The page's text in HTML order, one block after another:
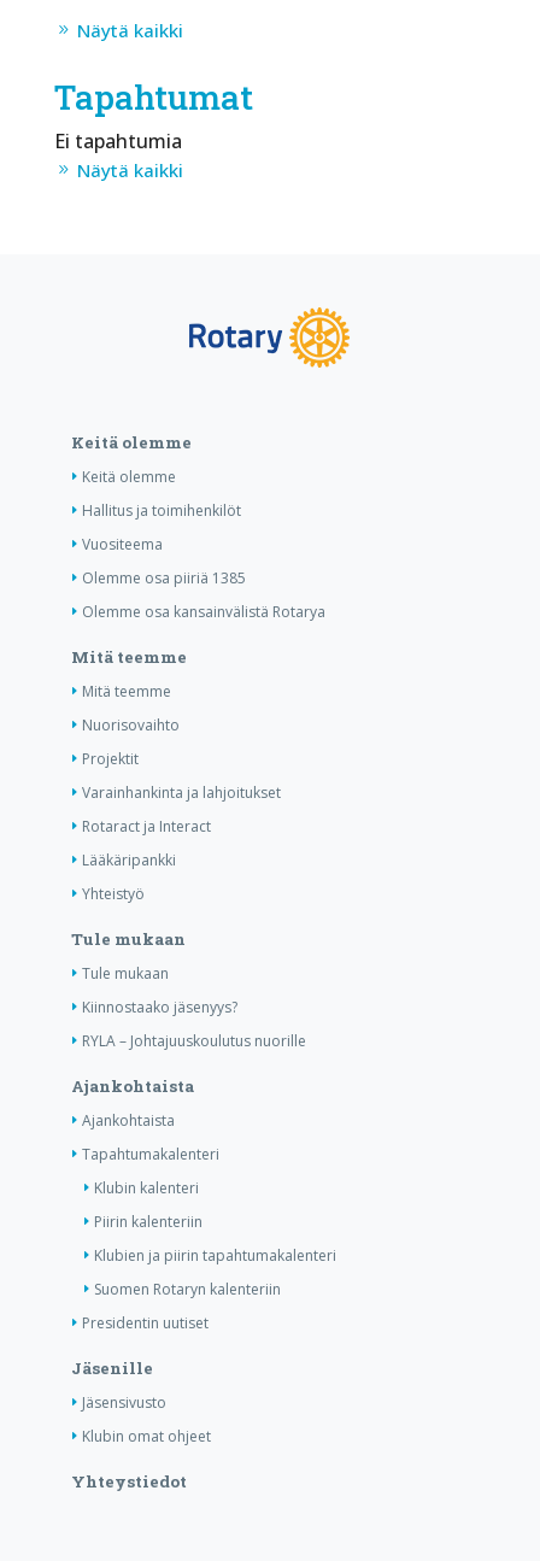
Näytä kaikki
Tapahtumat
Ei tapahtumia
Näytä kaikki
Keitä olemme
Keitä olemme
Hallitus ja toimihenkilöt
Vuositeema
Olemme osa piiriä 1385
Olemme osa kansainvälistä Rotarya
Mitä teemme
Mitä teemme
Nuorisovaihto
Projektit
Varainhankinta ja lahjoitukset
Rotaract ja Interact
Lääkäripankki
Yhteistyö
Tule mukaan
Tule mukaan
Kiinnostaako jäsenyys?
RYLA – Johtajuuskoulutus nuorille
Ajankohtaista
Ajankohtaista
Tapahtumakalenteri
Klubin kalenteri
Piirin kalenteriin
Klubien ja piirin tapahtumakalenteri
Suomen Rotaryn kalenteriin
Presidentin uutiset
Jäsenille
Jäsensivusto
Klubin omat ohjeet
Yhteystiedot